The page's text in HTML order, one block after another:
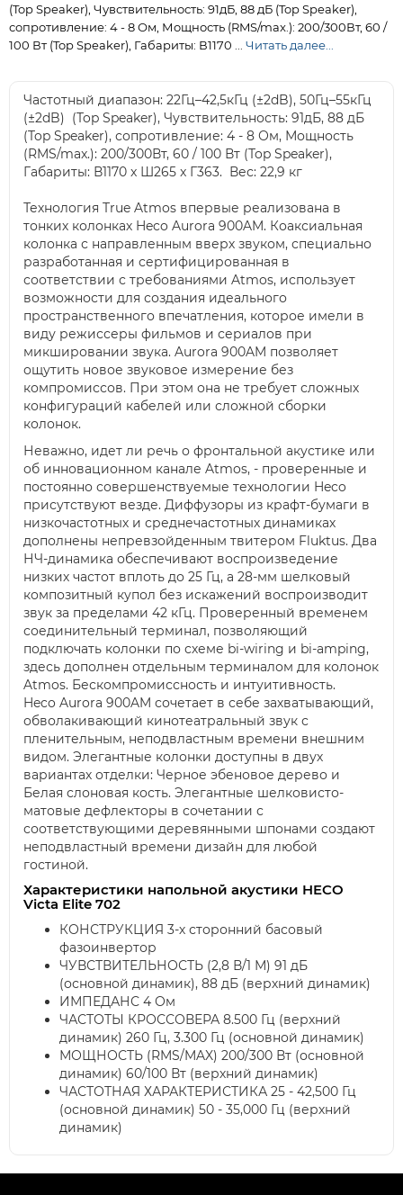
(Top Speaker), Чувствительность: 91дБ, 88 дБ (Top Speaker),
сопротивление: 4 - 8 Ом, Мощность (RMS/max.): 200/300Вт, 60 /
100 Вт (Top Speaker), Габариты: В1170 ... Читать далее...
Частотный диапазон: 22Гц–42,5кГц (±2dB), 50Гц–55кГц
(±2dB) (Top Speaker), Чувствительность: 91дБ, 88 дБ
(Top Speaker), сопротивление: 4 - 8 Ом, Мощность
(RMS/max.): 200/300Вт, 60 / 100 Вт (Top Speaker),
Габариты: В1170 x Ш265 x Г363. Вес: 22,9 кг
Технология True Atmos впервые реализована в
тонких колонках Heco Aurora 900AM. Коаксиальная
колонка с направленным вверх звуком, специально
разработанная и сертифицированная в
соответствии с требованиями Atmos, использует
возможности для создания идеального
пространственного впечатления, которое имели в
виду режиссеры фильмов и сериалов при
микшировании звука. Aurora 900AM позволяет
ощутить новое звуковое измерение без
компромиссов. При этом она не требует сложных
конфигураций кабелей или сложной сборки
колонок.
Неважно, идет ли речь о фронтальной акустике или
об инновационном канале Atmos, - проверенные и
постоянно совершенствуемые технологии Heco
присутствуют везде. Диффузоры из крафт-бумаги в
низкочастотных и среднечастотных динамиках
дополнены непревзойденным твитером Fluktus. Два
НЧ-динамика обеспечивают воспроизведение
низких частот вплоть до 25 Гц, а 28-мм шелковый
композитный купол без искажений воспроизводит
звук за пределами 42 кГц. Проверенный временем
соединительный терминал, позволяющий
подключать колонки по схеме bi-wiring и bi-amping,
здесь дополнен отдельным терминалом для колонок
Atmos. Бескомпромиссность и интуитивность.
Heco Aurora 900AM сочетает в себе захватывающий,
обволакивающий кинотеатральный звук с
пленительным, неподвластным времени внешним
видом. Элегантные колонки доступны в двух
вариантах отделки: Черное эбеновое дерево и
Белая слоновая кость. Элегантные шелковисто-
матовые дефлекторы в сочетании с
соответствующими деревянными шпонами создают
неподвластный времени дизайн для любой
гостиной.
Характеристики напольной акустики HECO
Victa Elite 702
КОНСТРУКЦИЯ 3-х сторонний басовый
фазоинвертор
ЧУВСТВИТЕЛЬНОСТЬ (2,8 В/1 М) 91 дБ
(основной динамик), 88 дБ (верхний динамик)
ИМПЕДАНС 4 Ом
ЧАСТОТЫ КРОССОВЕРА 8.500 Гц (верхний
динамик) 260 Гц, 3.300 Гц (основной динамик)
МОЩНОСТЬ (RMS/MAX) 200/300 Вт (основной
динамик) 60/100 Вт (верхний динамик)
ЧАСТОТНАЯ ХАРАКТЕРИСТИКА 25 - 42,500 Гц
(основной динамик) 50 - 35,000 Гц (верхний
динамик)